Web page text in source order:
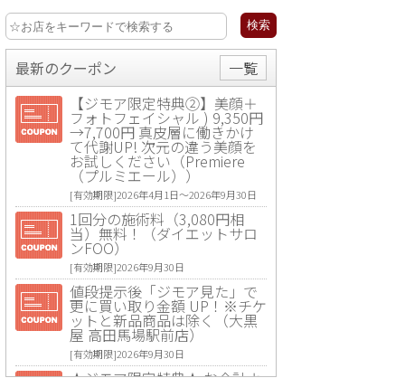
最新のクーポン
一覧
【ジモア限定特典②】美顔＋
フォトフェイシャル ) 9,350円
→7,700円 真皮層に働きかけ
て代謝UP! 次元の違う美顔を
お試しください（Premiere
（プルミエール））
[有効期限]2026年4月1日〜2026年9月30日
1回分の施術料（3,080円相
当）無料！（ダイエットサロ
ンFOO）
[有効期限]2026年9月30日
値段提示後「ジモア見た」で
更に買い取り金額 UP！※チケ
ットと新品商品は除く（大黒
屋 高田馬場駅前店）
[有効期限]2026年9月30日